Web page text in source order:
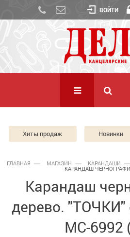
ВОЙТИ
Хиты продаж Новинки
ГЛАВНАЯ МАГАЗИН КАРАНДАШИ
КАРАНДАШ
Карандаш
дерево. "ТОЧКИ"
МС-6992